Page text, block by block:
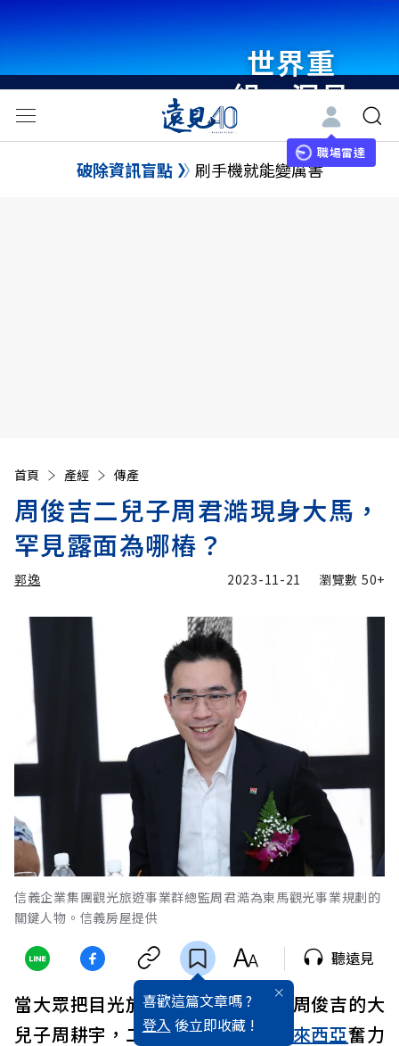
世界重
組・洞見
未來 與
世界領袖
職場雷達
破除資訊盲點 刷手機就能變厲害
首頁 產經 傳產
周俊吉二兒子周君澔現身大馬，
罕見露面為哪樁？
郭逸 2023-11-21 瀏覽數 50+
信義企業集團觀光旅遊事業群總監周君澔為東馬觀光事業規劃的
關鍵人物。信義房屋提供
喜歡這篇文章嗎 ?
登入 後立即收藏 !
聽遠見
當大眾把目光放在信義集團創辦人周俊吉的大
兒子周耕宇，二兒子周君澔則在
馬來西亞奮力